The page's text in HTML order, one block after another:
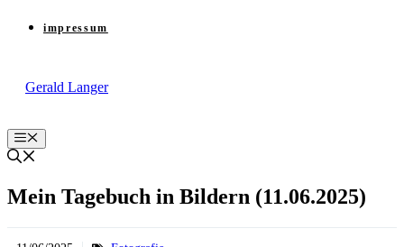
impressum
Gerald Langer
Menü
Mein Tagebuch in Bildern (11.06.2025)